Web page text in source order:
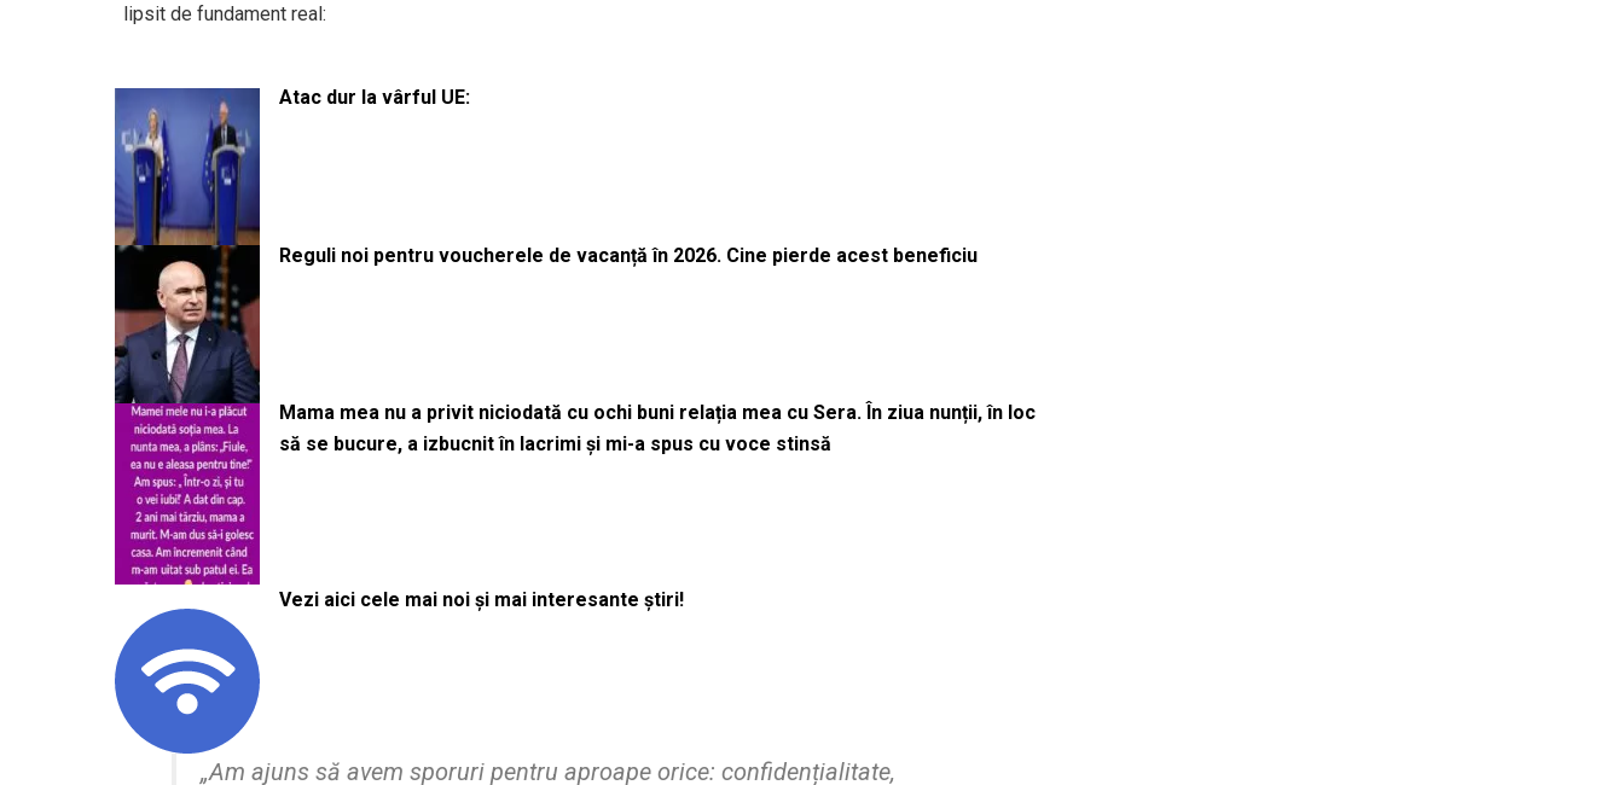
lipsit de fundament real:
Atac dur la vârful UE:
Reguli noi pentru voucherele de vacanță în 2026. Cine pierde acest beneficiu
Mama mea nu a privit niciodată cu ochi buni relația mea cu Sera. În ziua nunții, în loc
să se bucure, a izbucnit în lacrimi și mi-a spus cu voce stinsă
Vezi aici cele mai noi și mai interesante știri!
„Am ajuns să avem sporuri pentru aproape orice: confidențialitate,